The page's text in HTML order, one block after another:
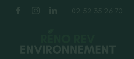
Passer
02 52 35 26 70